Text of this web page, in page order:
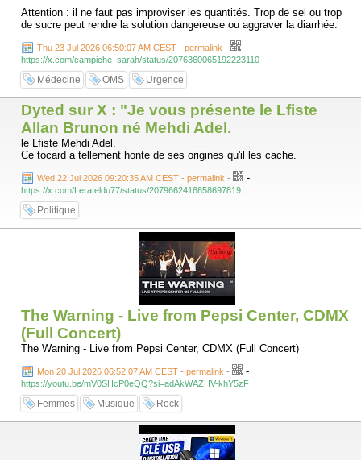
sodium : 75 mmol/L ;
glucose : 75 mmol/L ;
osmolarité totale : 245 mOsm/L.
Attention : il ne faut pas improviser les quantités. Trop de sel ou trop
de sucre peut rendre la solution dangereuse ou aggraver la diarrhée.
Thu 23 Jul 2026 06:50:07 AM CEST - permalink - -
https://x.com/campiche_sarah/status/2076360065192223110
Médecine OMS Urgence
Dyted sur X : "Je vous présente le Lfiste
Allan Brunon né Mehdi Adel.
le Lfiste Mehdi Adel.
Ce tocard a tellement honte de ses origines qu'il les cache.
Wed 22 Jul 2026 09:20:35 AM CEST - permalink - -
https://x.com/Lerateldu77/status/2079662416858697819
Politique
The Warning - Live from Pepsi Center, CDMX
(Full Concert)
The Warning - Live from Pepsi Center, CDMX (Full Concert)
Mon 20 Jul 2026 06:52:07 AM CEST - permalink - -
https://youtu.be/mV0SHcP0eQQ?si=adAkWAZHV-khY5zF
Femmes Musique Rock